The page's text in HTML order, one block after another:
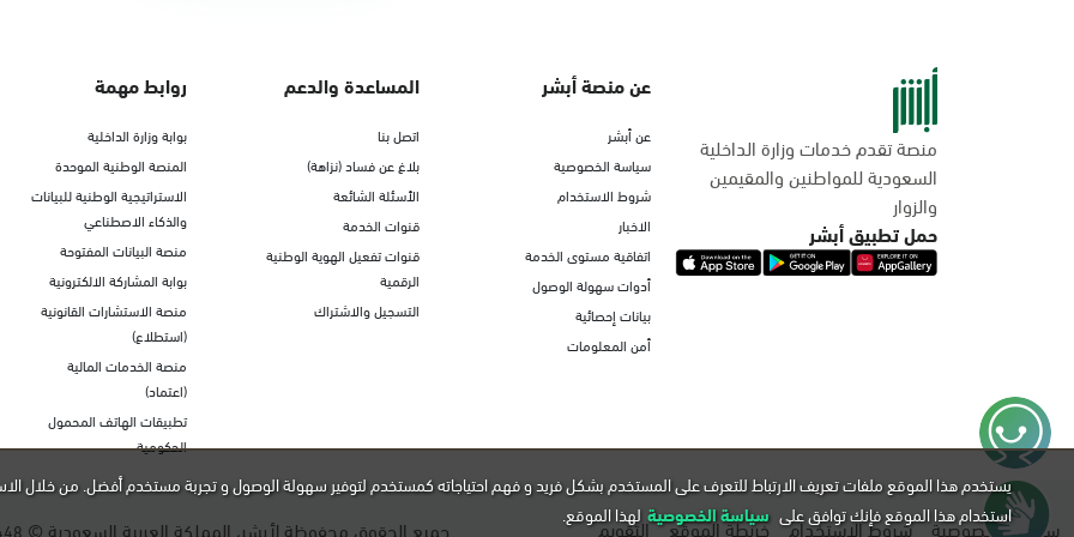
منصة تقدم خدمات وزارة الداخلية
السعودية للمواطنين والمقيمين
والزوار
حمل تطبيق أبشر
عن منصة أبشر
عن أبشر
سياسة الخصوصية
شروط الاستخدام
الاخبار
اتفاقية مستوى الخدمة
أدوات سهولة الوصول
بيانات إحصائية
أمن المعلومات
المساعدة والدعم
اتصل بنا
بلاغ عن فساد (نزاهة)
الأسئلة الشائعة
قنوات الخدمة
قنوات تفعيل الهوية الوطنية
الرقمية
التسجيل والاشتراك
روابط مهمة
بوابة وزارة الداخلية
المنصة الوطنية الموحدة
الاستراتيجية الوطنية للبيانات
والذكاء الاصطناعي
منصة البيانات المفتوحة
بوابة المشاركة الالكترونية
منصة الاستشارات القانونية
(استطلاع)
منصة الخدمات المالية
(اعتماد)
تطبيقات الهاتف المحمول
الحكومية
سياسة الخصوصية شروط الاستخدام خريطة الموقع التقويم جميع الحقوق محفوظة لأبشر، المملكة العربية السعودية ©
يستخدم هذا الموقع ملفات تعريف الارتباط للتعرف على المستخدم بشكل فريد و فهم احتياجاته كمستخدم لتوفير سهولة الوصول و تجربة مستخدم أفضل. من خلال
استخدام هذا الموقع فإنك توافق على سياسة الخصوصية لهذا الموقع.